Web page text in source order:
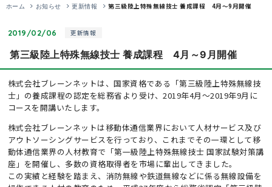
ホーム お知らせ 更新情報 第三級陸上特殊無線技士 養成課程 4月～9月開催
2019/02/06 更新情報
第三級陸上特殊無線技士 養成課程 4月～9月開催
株式会社ブレーンネットは、国家資格である「第三級陸上特殊無線技
士」の養成課程の認定を総務省より受け、2019年4月～2019年9月に
コースを開講いたします。
株式会社ブレーンネットは移動体通信業界において人材サービス及び
アウトソーシングサービスを行っており、これまでその一環として移
動体通信業界の人材教育で「第一級陸上特殊無線技士 国家試験対策講
座」を開催し、多数の資格取得者を市場に輩出してきました。
この実績と経験を踏まえ、消防無線や鉄道無線などに係る無線設備を